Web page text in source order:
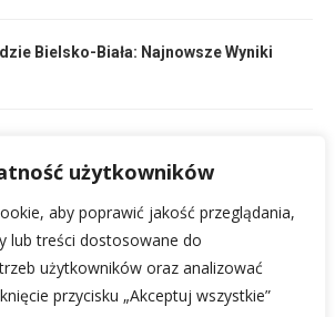
użytkowników
aby poprawić jakość przeglądania,
lub treści dostosowane do
użytkowników oraz analizować
przycisku „Akceptuj wszystkie”
Bielsko-Biała: Najnowsze Wyniki
– Polonia Warszawa: Kto zagra w hicie?